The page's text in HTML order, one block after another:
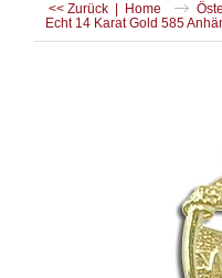
<< Zurück | Home
Echt 14 Karat Gold 585